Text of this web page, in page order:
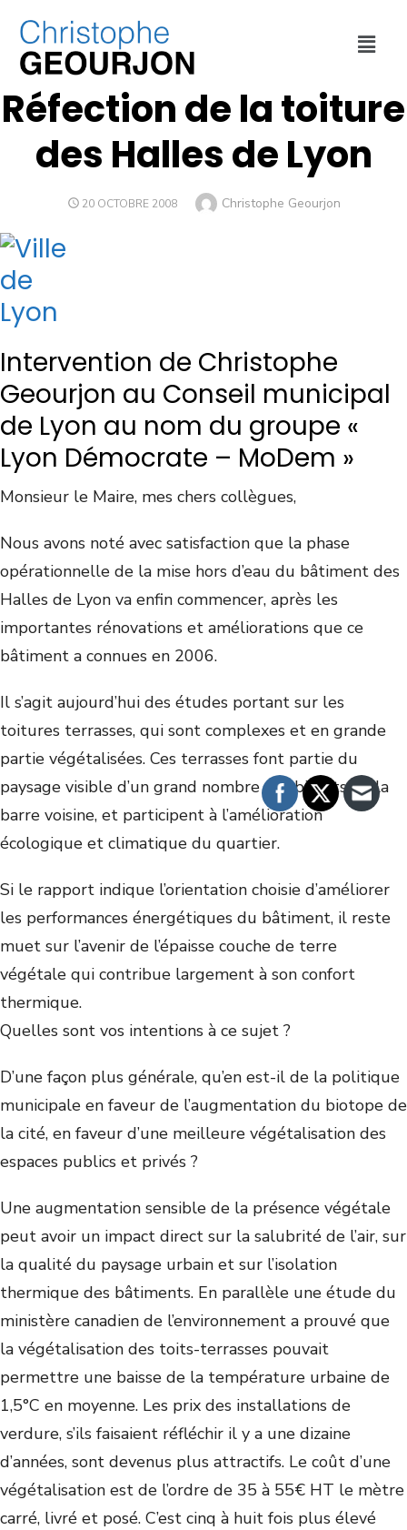
CULTURE ET SPORT,ENVIRONNEMENT
Réfection de la toiture
des Halles de Lyon
20 OCTOBRE 2008 Christophe Geourjon
Intervention de Christophe
Geourjon au Conseil municipal
de Lyon au nom du groupe «
Lyon Démocrate – MoDem »
Monsieur le Maire, mes chers collègues,
Nous avons noté avec satisfaction que la phase
opérationnelle de la mise hors d’eau du bâtiment des
Halles de Lyon va enfin commencer, après les
importantes rénovations et améliorations que ce
bâtiment a connues en 2006.
Il s’agit aujourd’hui des études portant sur les
toitures terrasses, qui sont complexes et en grande
partie végétalisées. Ces terrasses font partie du
paysage visible d’un grand nombre d’habitants de la
barre voisine, et participent à l’amélioration
écologique et climatique du quartier.
Si le rapport indique l’orientation choisie d’améliorer
les performances énergétiques du bâtiment, il reste
muet sur l’avenir de l’épaisse couche de terre
végétale qui contribue largement à son confort
thermique.
Quelles sont vos intentions à ce sujet ?
D’une façon plus générale, qu’en est-il de la politique
municipale en faveur de l’augmentation du biotope de
la cité, en faveur d’une meilleure végétalisation des
espaces publics et privés ?
Une augmentation sensible de la présence végétale
peut avoir un impact direct sur la salubrité de l’air, sur
la qualité du paysage urbain et sur l’isolation
thermique des bâtiments. En parallèle une étude du
ministère canadien de l’environnement a prouvé que
la végétalisation des toits-terrasses pouvait
permettre une baisse de la température urbaine de
1,5°C en moyenne. Les prix des installations de
verdure, s’ils faisaient réfléchir il y a une dizaine
d’années, sont devenus plus attractifs. Le coût d’une
végétalisation est de l’ordre de 35 à 55€ HT le mètre
carré, livré et posé. C’est cinq à huit fois plus élevé